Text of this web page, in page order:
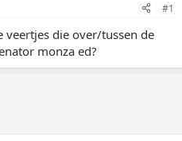
#1
veertjes die over/tussen de
monza ed?